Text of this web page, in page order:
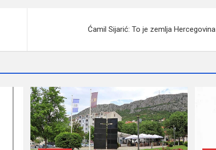
Ćamil Sijarić: To je zemlja Hercegovina